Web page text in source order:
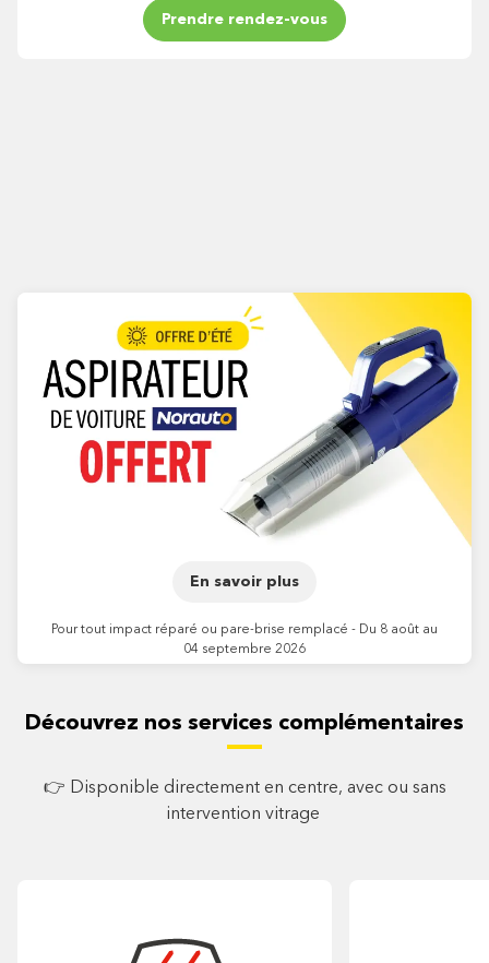
Prendre rendez-vous
En savoir plus
Pour tout impact réparé ou pare-brise remplacé - Du 8 août au
04 septembre 2026
Découvrez nos services complémentaires
👉 Disponible directement en centre, avec ou sans
intervention vitrage